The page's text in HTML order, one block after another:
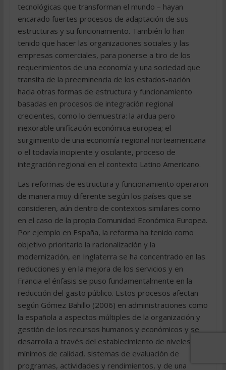
tecnológicas que transforman el mundo – hayan
encarado fuertes procesos de adaptación de sus
estructuras y su funcionamiento. También lo han
tenido que hacer las organizaciones sociales y las
empresas comerciales, para ponerse a tiro de los
requerimientos de una economía y una sociedad que
transita de la preeminencia de los estados-nación
hacia otras formas de estructura y funcionamiento
basadas en procesos de integración regional
crecientes, como lo demuestra: la ardua pero
inexorable unificación económica europea; el
surgimiento de una economía regional norteamericana
o el todavía incipiente y oscilante, proceso de
integración regional en el contexto Latino Americano.
Las reformas de estructura y funcionamiento operaron
de manera muy diferente según los países que se
consideren, aún dentro de contextos similares como
en el caso de la propia Comunidad Económica Europea.
Por ejemplo en España, la reforma ha tenido como
objetivo prioritario la racionalización y la
modernización, en Inglaterra se ha concentrado en las
reducciones y en la mejora de los servicios y en
Francia el énfasis se puso fundamentalmente en la
reducción del gasto público. Estos procesos afectan
según Gómez Bahillo (2006) en administraciones como
la española a aspectos múltiples de la organización y
gestión de los recursos humanos y económicos y se
desarrolla a través del establecimiento de niveles
mínimos de calidad, sistemas de evaluación de
programas, actividades y rendimientos, y de una